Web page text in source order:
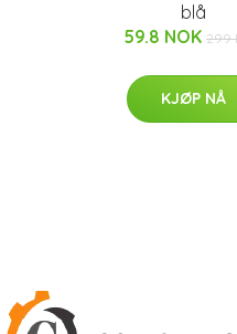
blå
59.8 NOK 299
KJØP NÅ